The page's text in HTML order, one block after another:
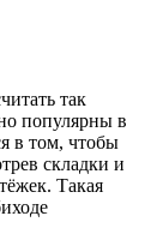
так
популярны в
в том, чтобы
складки и
Такая